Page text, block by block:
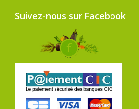
Suivez-nous sur Facebook